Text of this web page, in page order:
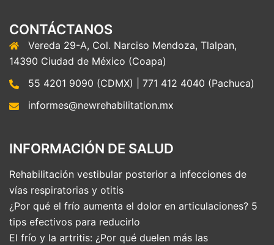
CONTÁCTANOS
Vereda 29-A, Col. Narciso Mendoza, Tlalpan,
14390 Ciudad de México (Coapa)
55 4201 9090 (CDMX) | 771 412 4040 (Pachuca)
informes@newrehabilitation.mx
INFORMACIÓN DE SALUD
Rehabilitación vestibular posterior a infecciones de
vías respiratorias y otitis
¿Por qué el frío aumenta el dolor en articulaciones? 5
tips efectivos para reducirlo
El frío y la artritis: ¿Por qué duelen más las